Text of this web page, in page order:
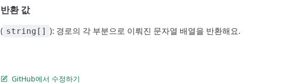
반환 값
( string[] ): 경로의 각 부분으로 이뤄진 문자열 배열을 반환해요.
GitHub에서 수정하기